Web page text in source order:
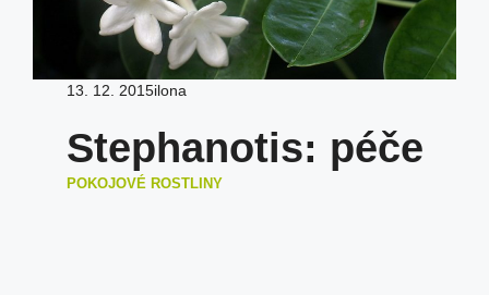
13. 12. 2015ilona
Stephanotis: péče
POKOJOVÉ ROSTLINY